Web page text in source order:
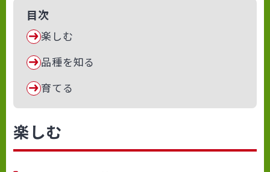
目次
楽しむ
品種を知る
育てる
楽しむ